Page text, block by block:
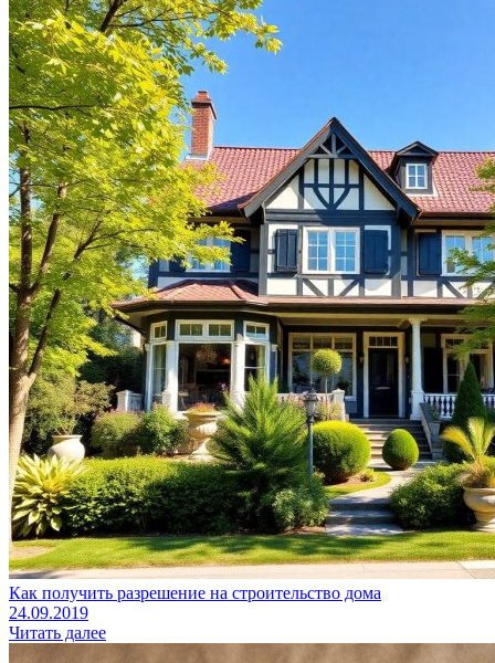
Как получить разрешение на строительство дома
24.09.2019
Читать далее